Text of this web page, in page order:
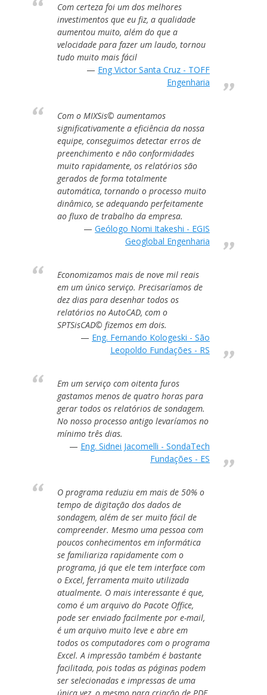
Com certeza foi um dos melhores
investimentos que eu fiz, a qualidade
aumentou muito, além do que a
velocidade para fazer um laudo, tornou
tudo muito mais fácil
Eng Victor Santa Cruz - TOFF
Engenharia
Com o MIXSis© aumentamos
significativamente a eficiência da nossa
equipe, conseguimos detectar erros de
preenchimento e não conformidades
muito rapidamente, os relatórios são
gerados de forma totalmente
automática, tornando o processo muito
dinâmico, se adequando perfeitamente
ao fluxo de trabalho da empresa.
Geólogo Nomi Itakeshi - EGIS
Geoglobal Engenharia
Economizamos mais de nove mil reais
em um único serviço. Precisaríamos de
dez dias para desenhar todos os
relatórios no AutoCAD, com o
SPTSisCAD© fizemos em dois.
Eng. Fernando Kologeski - São
Leopoldo Fundações - RS
Em um serviço com oitenta furos
gastamos menos de quatro horas para
gerar todos os relatórios de sondagem.
No nosso processo antigo levaríamos no
mínimo três dias.
Eng. Sidnei Jacomelli - SondaTech
Fundações - ES
O programa reduziu em mais de 50% o
tempo de digitação dos dados de
sondagem, além de ser muito fácil de
compreender. Mesmo uma pessoa com
poucos conhecimentos em informática
se familiariza rapidamente com o
programa, já que ele tem interface com
o Excel, ferramenta muito utilizada
atualmente. O mais interessante é que,
como é um arquivo do Pacote Office,
pode ser enviado facilmente por e-mail,
é um arquivo muito leve e abre em
todos os computadores com o programa
Excel. A impressão também é bastante
facilitada, pois todas as páginas podem
ser selecionadas e impressas de uma
única vez, o mesmo para criação de PDF